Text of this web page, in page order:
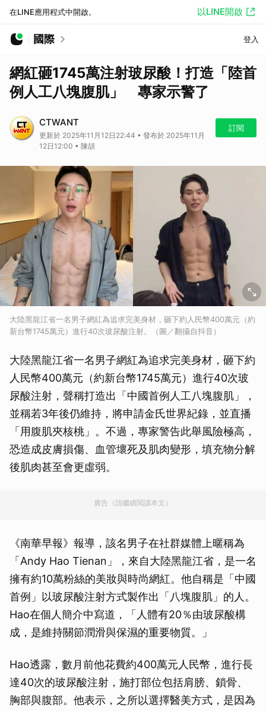
在LINE應用程式中開啟。 以LINE開啟
國際 登入
網紅砸1745萬注射玻尿酸！打造「陸首
例人工八塊腹肌」 專家示警了
CTWANT
更新於 2025年11月12日22:44 • 發布於 2025年11月
12日12:00 • 陳頡
訂閱
大陸黑龍江省一名男子網紅為追求完美身材，砸下約人民幣400萬元（約
新台幣1745萬元）進行40次玻尿酸注射。（圖／翻攝自抖音）
大陸黑龍江省一名男子網紅為追求完美身材，砸下約
人民幣400萬元（約新台幣1745萬元）進行40次玻
尿酸注射，聲稱打造出「中國首例人工八塊腹肌」，
並稱若3年後仍維持，將申請金氏世界紀錄，並直播
「用腹肌夾核桃」。不過，專家警告此舉風險極高，
恐造成皮膚損傷、血管壞死及肌肉變形，填充物分解
後肌肉甚至會更虛弱。
廣告（請繼續閱讀本文）
《南華早報》報導，該名男子在社群媒體上暱稱為
「Andy Hao Tienan」，來自大陸黑龍江省，是一名
擁有約10萬粉絲的美妝與時尚網紅。他自稱是「中國
首例」以玻尿酸注射方式製作出「八塊腹肌」的人。
Hao在個人簡介中寫道，「人體有20％由玻尿酸構
成，是維持關節潤滑與保濕的重要物質。」
Hao透露，數月前他花費約400萬元人民幣，進行長
達40次的玻尿酸注射，施打部位包括肩膀、鎖骨、
胸部與腹部。他表示，之所以選擇醫美方式，是因為